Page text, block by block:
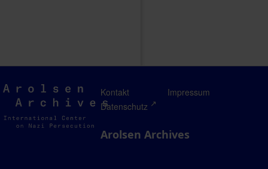
Arolsen
Archives
Kontakt
Impressum
Datenschutz
Arolsen Archives